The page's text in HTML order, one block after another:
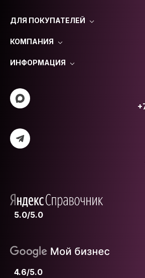
ДЛЯ ПОКУПАТЕЛЕЙ
КОМПАНИЯ
ИНФОРМАЦИЯ
5.0/5.0
4.6/5.0